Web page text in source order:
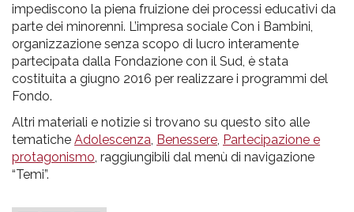
impediscono la piena fruizione dei processi educativi da
parte dei minorenni. L’impresa sociale Con i Bambini,
organizzazione senza scopo di lucro interamente
partecipata dalla Fondazione con il Sud, è stata
costituita a giugno 2016 per realizzare i programmi del
Fondo.
Altri materiali e notizie si trovano su questo sito alle
tematiche Adolescenza Benessere Partecipazione e
protagonismo , raggiungibili dal menù di navigazione
“Temi”.